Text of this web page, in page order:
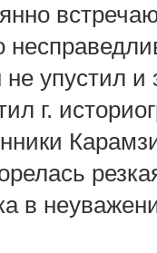
не упустил и
г.
в